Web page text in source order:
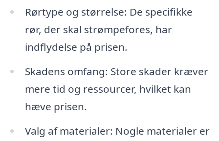
Rørtype og størrelse: De specifikke
rør, der skal strømpefores, har
indflydelse på prisen.
Skadens omfang: Store skader kræver
mere tid og ressourcer, hvilket kan
hæve prisen.
Valg af materialer: Nogle materialer er